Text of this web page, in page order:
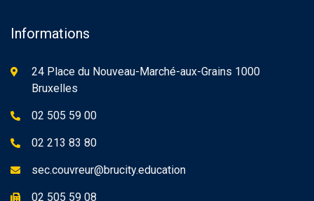
Informations
24 Place du Nouveau-Marché-aux-Grains 1000
Bruxelles
02 505 59 00
02 213 83 80
sec.couvreur@brucity.education
02 505 59 08